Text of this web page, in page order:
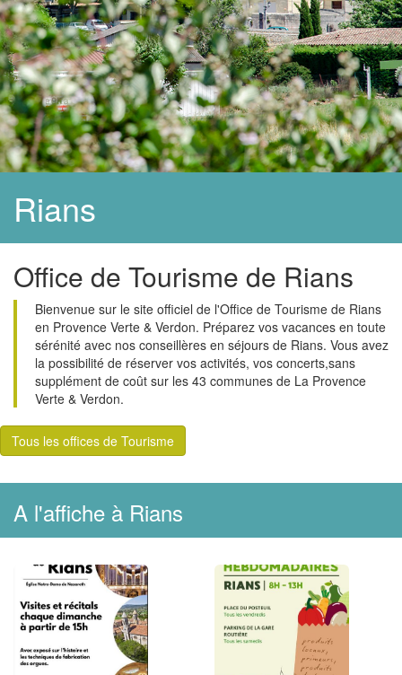
Rians
Office de Tourisme de Rians
Bienvenue sur le site officiel de l'Office de Tourisme de Rians
en Provence Verte & Verdon. Préparez vos vacances en toute
sérénité avec nos conseillères en séjours de Rians. Vous avez
la possibilité de réserver vos activités, vos concerts,sans
supplément de coût sur les 43 communes de La Provence
Verte & Verdon.
Tous les offices de Tourisme
A l'affiche à Rians